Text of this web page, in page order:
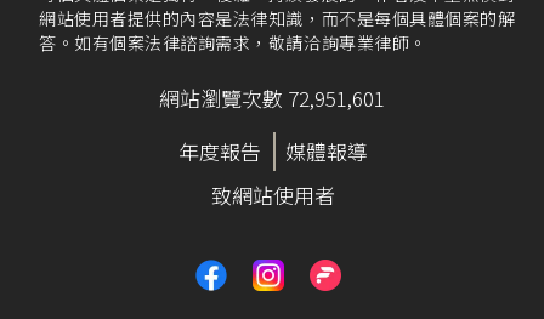
網站使用者提供的內容是法律知識，而不是每個具體個案的解
答。如有個案法律諮詢需求，敬請洽詢專業律師。
網站瀏覽次數 72,951,601
年度報告
媒體報導
致網站使用者